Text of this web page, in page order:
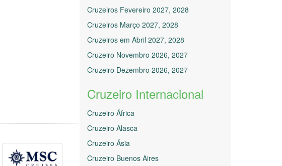
Cruzeiros Fevereiro 2027, 2028
Cruzeiros Março 2027, 2028
Cruzeiros em Abril 2027, 2028
Cruzeiro Novembro 2026, 2027
Cruzeiro Dezembro 2026, 2027
Cruzeiro Internacional
Cruzeiro África
Cruzeiro Alasca
Cruzeiro Ásia
Cruzeiro Buenos Aires